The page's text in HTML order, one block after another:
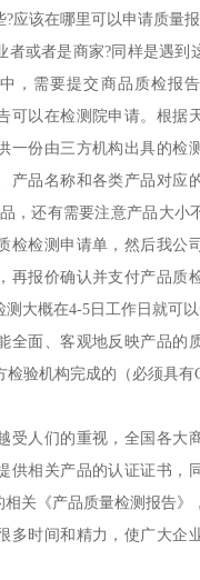
应该在哪里可以申请质量
者或者是商家?同样是遇到
，需要提交商品质检报
可以在检测院申请。根据
一份由三方机构出具的检
产品名称和各类产品对应
，还有需要注意产品大小
检检测申请单，然后我公
再报价确认并支付产品质
测大概在4-5日工作日就可
全面、客观地反映产品的
检验机构完成的（必须具有
受人们的重视，全国各大
供相关产品的认证证书，
相关《产品质量检测报告》
多时间和精力，使广大企